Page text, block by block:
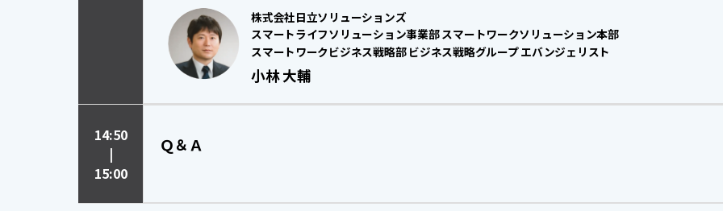
株式会社日立ソリューションズ
スマートライフソリューション事業部 スマートワークソリューション本部
スマートワークビジネス戦略部 ビジネス戦略グループ エバンジェリスト
小林 大輔
14:50
|
15:00
Ｑ＆Ａ